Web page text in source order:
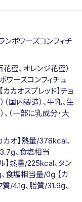
ンボワーズコンフィチ
蜜、オレンジ花蜜）
ワーズコンフィチュ
カカオスプレッド】チョ
（国内製造）、牛乳、生
、（一部に乳成分・大
オ】熱量/378kcal、
、食塩相当
】熱量/225kcal、タン
食塩相当量/0g 【カ
/4.1g、脂質/31.9g、